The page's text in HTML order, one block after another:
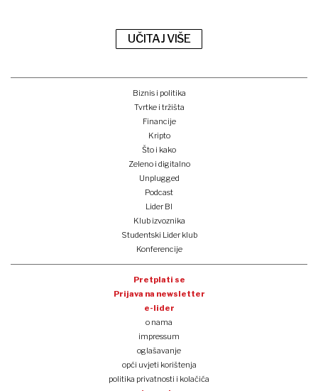
UČITAJ VIŠE
Biznis i politika
Tvrtke i tržišta
Financije
Kripto
Što i kako
Zeleno i digitalno
Unplugged
Podcast
Lider BI
Klub izvoznika
Studentski Lider klub
Konferencije
Pretplati se
Prijava na newsletter
e-lider
o nama
impressum
oglašavanje
opći uvjeti korištenja
politika privatnosti i kolačića